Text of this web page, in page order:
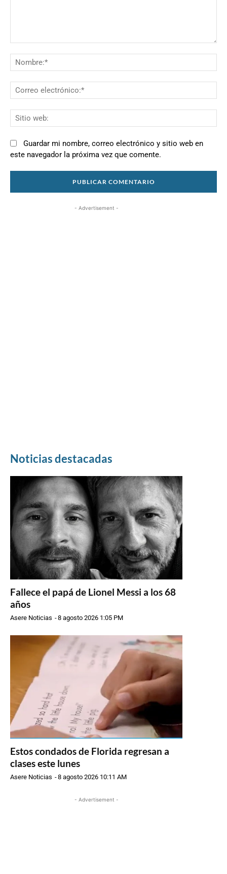
Guardar mi nombre, correo electrónico y sitio web en
este navegador la próxima vez que comente.
- Advertisement -
Noticias destacadas
Fallece el papá de Lionel Messi a los 68
años
Asere Noticias -8 agosto 2026 1:05 PM
Estos condados de Florida regresan a
clases este lunes
Asere Noticias -8 agosto 2026 10:11 AM
- Advertisement -